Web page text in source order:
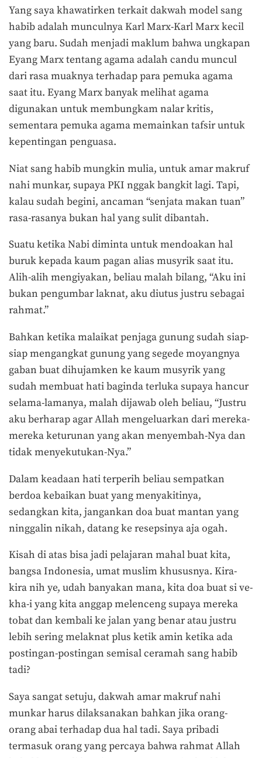
Yang saya khawatirken terkait dakwah model sang
habib adalah munculnya Karl Marx-Karl Marx kecil
yang baru. Sudah menjadi maklum bahwa ungkapan
Eyang Marx tentang agama adalah candu muncul
dari rasa muaknya terhadap para pemuka agama
saat itu. Eyang Marx banyak melihat agama
digunakan untuk membungkam nalar kritis,
sementara pemuka agama memainkan tafsir untuk
kepentingan penguasa.
Niat sang habib mungkin mulia, untuk amar makruf
nahi munkar, supaya PKI nggak bangkit lagi. Tapi,
kalau sudah begini, ancaman “senjata makan tuan”
rasa-rasanya bukan hal yang sulit dibantah.
Suatu ketika Nabi diminta untuk mendoakan hal
buruk kepada kaum pagan alias musyrik saat itu.
Alih-alih mengiyakan, beliau malah bilang, “Aku ini
bukan pengumbar laknat, aku diutus justru sebagai
rahmat.”
Bahkan ketika malaikat penjaga gunung sudah siap-
siap mengangkat gunung yang segede moyangnya
gaban buat dihujamken ke kaum musyrik yang
sudah membuat hati baginda terluka supaya hancur
selama-lamanya, malah dijawab oleh beliau, “Justru
aku berharap agar Allah mengeluarkan dari mereka-
mereka keturunan yang akan menyembah-Nya dan
tidak menyekutukan-Nya.”
Dalam keadaan hati terperih beliau sempatkan
berdoa kebaikan buat yang menyakitinya,
sedangkan kita, jangankan doa buat mantan yang
ninggalin nikah, datang ke resepsinya aja ogah.
Kisah di atas bisa jadi pelajaran mahal buat kita,
bangsa Indonesia, umat muslim khususnya. Kira-
kira nih ye, udah banyakan mana, kita doa buat si ve-
kha-i yang kita anggap melenceng supaya mereka
tobat dan kembali ke jalan yang benar atau justru
lebih sering melaknat plus ketik amin ketika ada
postingan-postingan semisal ceramah sang habib
tadi?
Saya sangat setuju, dakwah amar makruf nahi
munkar harus dilaksanakan bahkan jika orang-
orang abai terhadap dua hal tadi. Saya pribadi
termasuk orang yang percaya bahwa rahmat Allah